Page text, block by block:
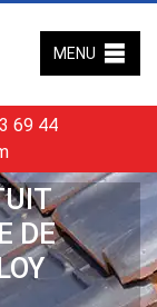
69 44
MENU
DE